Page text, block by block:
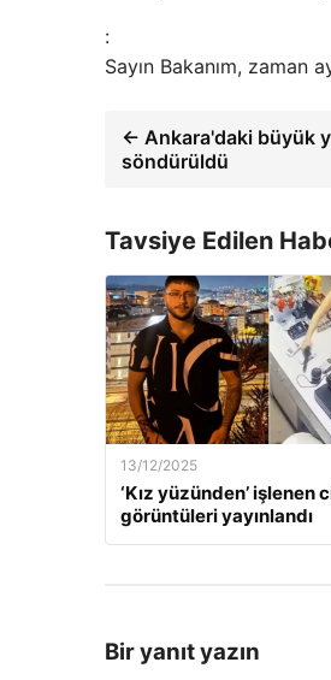
:
Sayın Bakanım, zaman
← Ankara'daki büyük
söndürüldü
Tavsiye Edilen
13/12/2025
‘Kız yüzünden’ işlenen
görüntüleri yayınlandı
Bir yanıt yazın